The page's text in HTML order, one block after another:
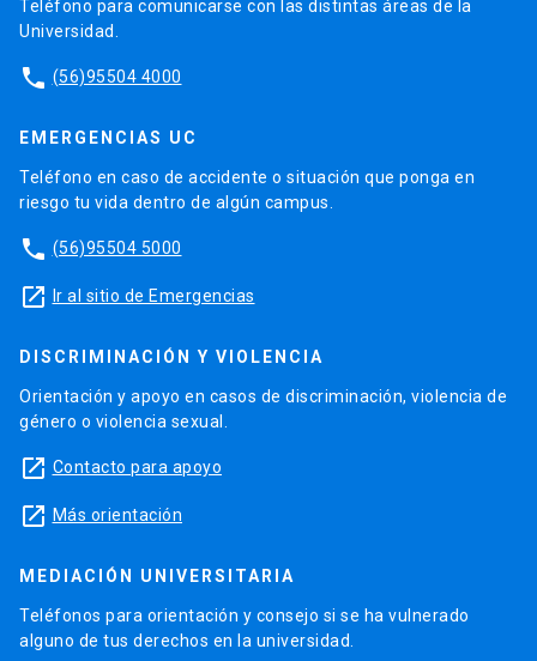
Teléfono para comunicarse con las distintas áreas de la
Universidad.
phone (56)95504 4000
EMERGENCIAS UC
Teléfono en caso de accidente o situación que ponga en
riesgo tu vida dentro de algún campus.
phone (56)95504 5000
launch Ir al sitio de Emergencias
DISCRIMINACIÓN Y VIOLENCIA
Orientación y apoyo en casos de discriminación, violencia de
género o violencia sexual.
launch Contacto para apoyo
launch Más orientación
MEDIACIÓN UNIVERSITARIA
Teléfonos para orientación y consejo si se ha vulnerado
alguno de tus derechos en la universidad.